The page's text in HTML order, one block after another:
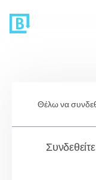
Θέλω να